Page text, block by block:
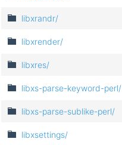
libxrandr/
libxrender/
libxres/
libxs-parse-keyword-perl/
libxs-parse-sublike-perl/
libxsettings/